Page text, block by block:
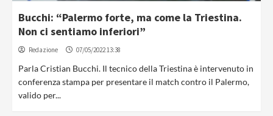
Bucchi: “Palermo forte, ma come la Triestina.
Non ci sentiamo inferiori”
Redazione 07/05/2022 13:38
Parla Cristian Bucchi. Il tecnico della Triestina è intervenuto in
conferenza stampa per presentare il match contro il Palermo,
valido per...